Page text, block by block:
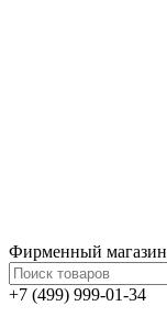
Фирменный магазин
+7 (499) 999-01-34